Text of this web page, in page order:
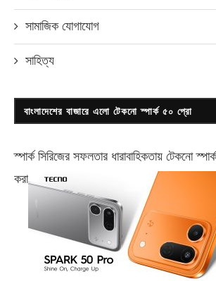
সামাজিক যোগাযোগ
সাহিত্য
বাংলাদেশের বাজারে এলো টেকনো স্পার্ক ৫০ প্রো
স্পার্ক সিরিজের সফলতার ধারাবাহিকতায় টেকনো
করা